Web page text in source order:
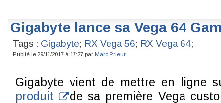
Gigabyte lance sa Vega 64
Tags : Gigabyte; RX Vega 56; RX Vega 64;
Publié le 29/11/2017 à 17:27 par Marc Prieur
Gigabyte vient de mettre en ligne
produit de sa première Vega